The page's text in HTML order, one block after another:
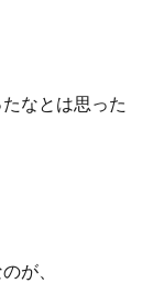
なとは思った
が、